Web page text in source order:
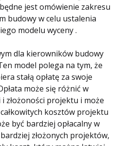
jest omówienie zakresu
budowy w celu ustalenia
modelu wyceny .
dla kierowników budowy
model polega na tym, że
stałą opłatę za swoje
może się różnić w
złożoności projektu i może
kosztów projektu
być bardziej opłacalny w
złożonych projektów,